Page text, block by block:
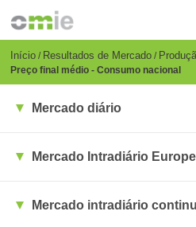
para
conteúdo
principal
Breadcrumb
Início Resultados de Mercado
Preço final médio - Consumo nacional
Mercado diário
Mercado Intradiário
Mercado intradiário